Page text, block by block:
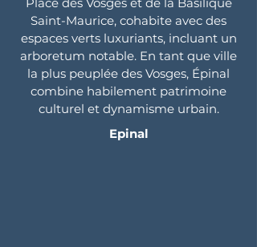
Saint-Maurice, cohabite avec des
espaces verts luxuriants, incluant un
arboretum notable. En tant que ville
la plus peuplée des Vosges, Épinal
combine habilement patrimoine
culturel et dynamisme urbain.
Epinal